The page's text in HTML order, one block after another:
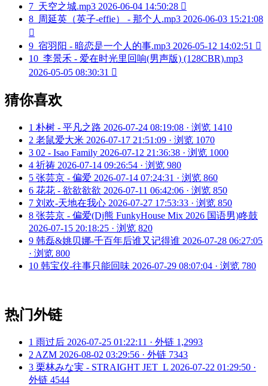
7 天空之城.mp3 2026-06-04 14:50:28 
8 周延英（英子-effie） - 那个人.mp3 2026-06-03 15:21:08

9 宿羽阳 - 暗恋是一个人的事.mp3 2026-05-12 14:02:51 
10 李景禾 - 爱在时光里回响(男声版) (128CBR).mp3
2026-05-05 08:30:31 
猜你喜欢
1 朴树 - 平凡之路 2026-07-24 08:19:08 · 浏览 1410
2 老鼠爱大米 2026-07-17 21:51:09 · 浏览 1070
3 02 - Isao Family 2026-07-12 21:36:38 · 浏览 1000
4 祈祷 2026-07-14 09:26:54 · 浏览 980
5 张芸京 - 偏爱 2026-07-14 07:24:31 · 浏览 860
6 花花 - 欲欲欲欲 2026-07-11 06:42:06 · 浏览 850
7 刘欢-天地在我心 2026-07-27 17:53:33 · 浏览 850
8 张芸京 - 偏爱(Dj熊 FunkyHouse Mix 2026 国语男)咚鼓
2026-07-15 20:18:25 · 浏览 820
9 韩磊&姚贝娜-千百年后谁又记得谁 2026-07-28 06:27:05
· 浏览 800
10 韩宝仪-往事只能回味 2026-07-29 08:07:04 · 浏览 780
热门外链
1 雨过后 2026-07-25 01:22:11 · 外链 1,2993
2 AZM 2026-08-02 03:29:56 · 外链 7343
3 栗林みな実 - STRAIGHT JET_L 2026-07-22 01:29:50 ·
外链 4544